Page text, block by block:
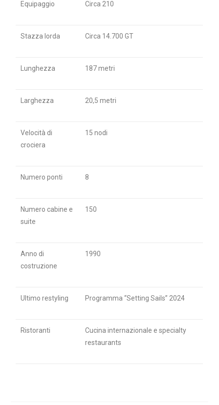
Equipaggio Circa 210
Stazza lorda Circa 14.700 GT
Lunghezza 187 metri
Larghezza 20,5 metri
Velocità di
crociera
15 nodi
Numero ponti 8
Numero cabine e
suite
150
Anno di
costruzione
1990
Ultimo restyling Programma “Setting Sails” 2024
Ristoranti
Cucina internazionale e specialty
restaurants